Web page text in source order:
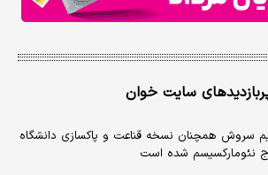
سایت خوان
سروش همچنان نسخه قناعت و پاکسازی دانشگاه
نئومارکسیسم شده است